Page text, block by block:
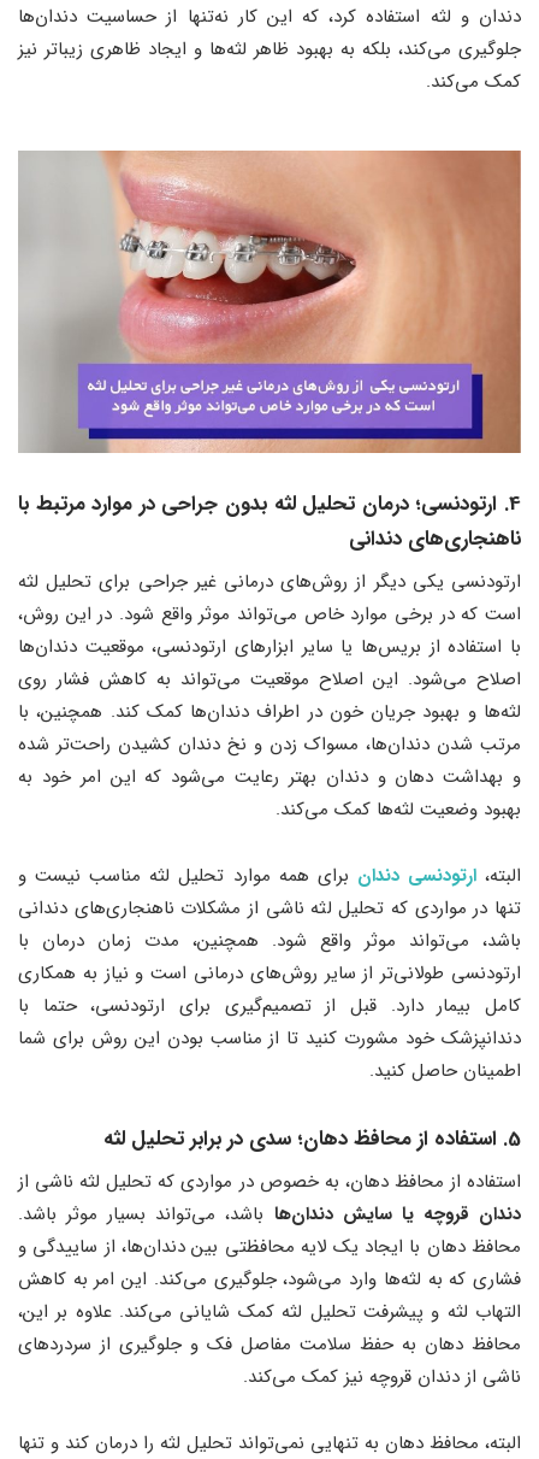
دندان و لثه استفاده کرد، که این کار نه‌تنها از حساسیت دندان‌ها
جلوگیری می‌کند، بلکه به بهبود ظاهر لثه‌ها و ایجاد ظاهری زیباتر نیز
کمک می‌کند.
4. ارتودنسی؛ درمان تحلیل لثه بدون جراحی در موارد مرتبط با
ناهنجاری‌های دندانی
ارتودنسی یکی دیگر از روش‌های درمانی غیر جراحی برای تحلیل لثه
است که در برخی موارد خاص می‌تواند موثر واقع شود. در این روش،
با استفاده از بریس‌ها یا سایر ابزارهای ارتودنسی، موقعیت دندان‌ها
اصلاح می‌شود. این اصلاح موقعیت می‌تواند به کاهش فشار روی
لثه‌ها و بهبود جریان خون در اطراف دندان‌ها کمک کند. همچنین، با
مرتب شدن دندان‌ها، مسواک زدن و نخ دندان کشیدن راحت‌تر شده
و بهداشت دهان و دندان بهتر رعایت می‌شود که این امر خود به
بهبود وضعیت لثه‌ها کمک می‌کند.
البته،ارتودنسی دندان برای همه موارد تحلیل لثه مناسب نیست و
تنها در مواردی که تحلیل لثه ناشی از مشکلات ناهنجاری‌های دندانی
باشد، می‌تواند موثر واقع شود. همچنین، مدت زمان درمان با
ارتودنسی طولانی‌تر از سایر روش‌های درمانی است و نیاز به همکاری
کامل بیمار دارد. قبل از تصمیم‌گیری برای ارتودنسی، حتما با
دندانپزشک خود مشورت کنید تا از مناسب بودن این روش برای شما
اطمینان حاصل کنید.
5. استفاده از محافظ دهان؛ سدی در برابر تحلیل لثه
استفاده از محافظ دهان، به خصوص در مواردی که تحلیل لثه ناشی از
دندان قروچه یا سایش دندان‌ها باشد، می‌تواند بسیار موثر باشد.
محافظ دهان با ایجاد یک لایه محافظتی بین دندان‌ها، از ساییدگی و
فشاری که به لثه‌ها وارد می‌شود، جلوگیری می‌کند. این امر به کاهش
التهاب لثه و پیشرفت تحلیل لثه کمک شایانی می‌کند. علاوه بر این،
محافظ دهان به حفظ سلامت مفاصل فک و جلوگیری از سردردهای
ناشی از دندان قروچه نیز کمک می‌کند.
البته، محافظ دهان به تنهایی نمی‌تواند تحلیل لثه را درمان کند و تنها